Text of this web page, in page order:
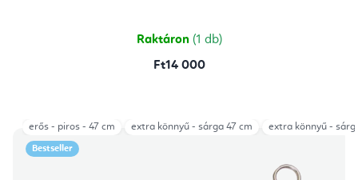
Raktáron (1 db)
Ft14 000
Bestseller
erős - piros - 47 cm extra könnyű - sárga 47 cm extra könnyű -